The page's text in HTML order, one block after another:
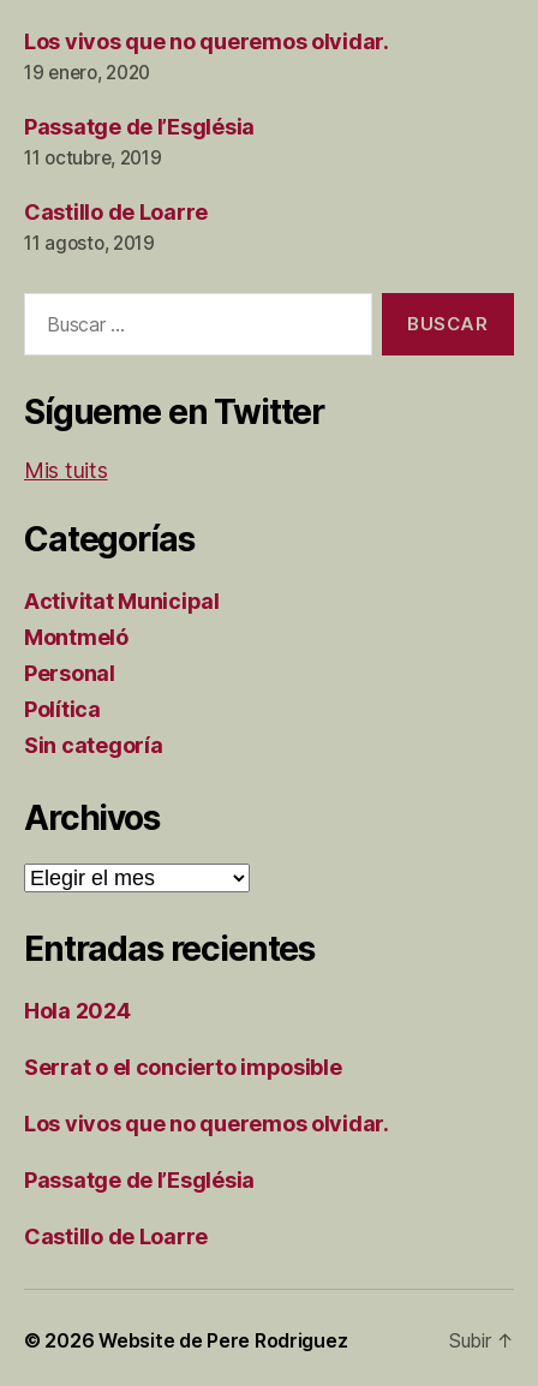
Los vivos que no queremos olvidar.
19 enero, 2020
Passatge de l’Església
11 octubre, 2019
Castillo de Loarre
11 agosto, 2019
Sígueme en Twitter
Mis tuits
Categorías
Activitat Municipal
Montmeló
Personal
Política
Sin categoría
Archivos
Archivos
Entradas recientes
Hola 2024
Serrat o el concierto imposible
Los vivos que no queremos olvidar.
Passatge de l’Església
Castillo de Loarre
© 2026Website de Pere Rodriguez Subir ↑